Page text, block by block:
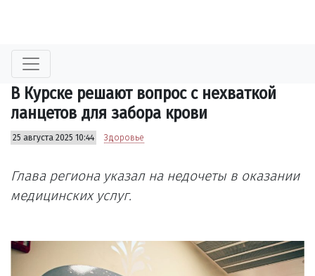
В Курске решают вопрос с нехваткой
ланцетов для забора крови
25 августа 2025 10:44 Здоровье
Глава региона указал на недочеты в оказании
медицинских услуг.